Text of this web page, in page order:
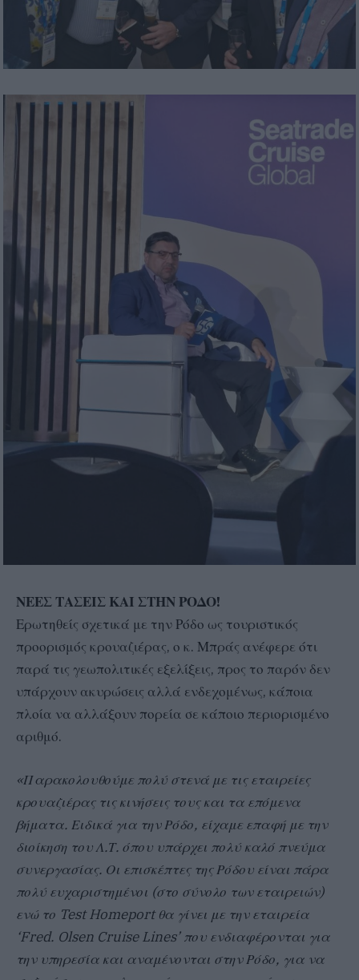
ΝΕΕΣ ΤΑΣΕΙΣ ΚΑΙ ΣΤΗΝ ΡΟΔΟ!
Ερωτηθείς σχετικά με την Ρόδο ως τουριστικός
προορισμός κρουαζιέρας, ο κ. Μπράς ανέφερε ότι
παρά τις γεωπολιτικές εξελίξεις, προς το παρόν δεν
υπάρχουν ακυρώσεις αλλά ενδεχομένως, κάποια
πλοία να αλλάξουν πορεία σε κάποιο περιορισμένο
αριθμό.
«Παρακολουθούμε πολύ στενά με τις εταιρείες
κρουαζιέρας τις κινήσεις τους και τα επόμενα
βήματα. Ειδικά για την Ρόδο, είχαμε επαφή με την
διοίκηση του Λ.Τ. όπου υπάρχει πολύ καλό πνεύμα
συνεργασίας. Οι επισκέπτες της Ρόδου είναι πάρα
πολύ ευχαριστημένοι (στο σύνολο των εταιρειών)
ενώ το Test Homeport θα γίνει με την εταιρεία
‘Fred. Olsen Cruise Lines’ που ενδιαφέρονται για
την υπηρεσία και αναμένονται στην Ρόδο, για να